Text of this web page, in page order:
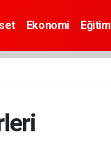
Ekonomi Eğitim